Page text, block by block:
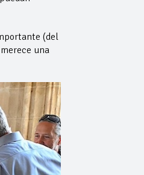
(del
una